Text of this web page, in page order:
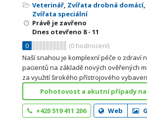
Veterinář, Zvířata drobná domácí,
Zvířata speciální
Právě je zavřeno
Dnes otevřeno 8 - 11
0
(0 hodnocení)
Naší snahou je komplexní péče o zdraví
pacientů na základě nových ověřených
za využití širokého přístrojového
Pohotovost a akutní případy na
+420 519 411 206 Web